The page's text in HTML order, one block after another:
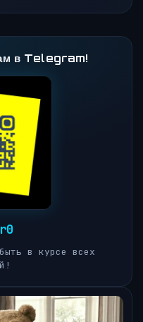
в Telegram!
в курсе всех